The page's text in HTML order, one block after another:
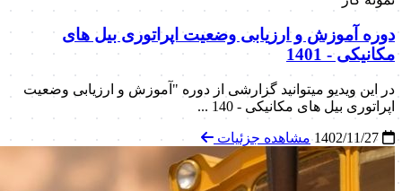
دوره آموزش و ارزیابی وضعیت اپراتوری بیل های
مکانیکی - 1401
در این ویدیو میتوانید گزارشی از دوره "آموزش و ارزیابی وضعیت
اپراتوری بیل های مکانیکی - 140 ...
مشاهده جزئیات